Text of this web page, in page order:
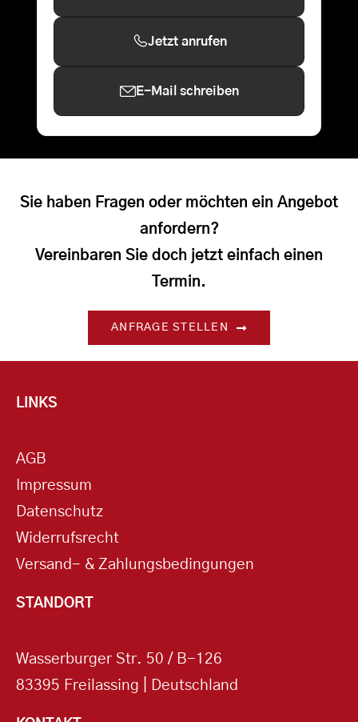
Jetzt anrufen
E-Mail schreiben
Sie haben Fragen oder möchten ein Angebot
anfordern?
Vereinbaren Sie doch jetzt einfach einen
Termin.
ANFRAGE STELLEN
LINKS
AGB
Impressum
Datenschutz
Widerrufsrecht
Versand- & Zahlungsbedingungen
STANDORT
Wasserburger Str. 50 / B-126
83395 Freilassing | Deutschland